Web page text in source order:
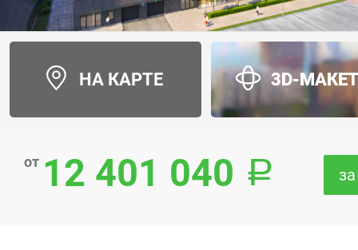
НА КАРТЕ 3D-
от 12 401 040